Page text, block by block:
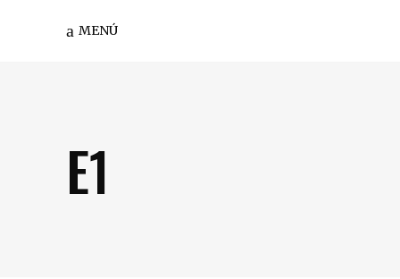
MENÚ
E1